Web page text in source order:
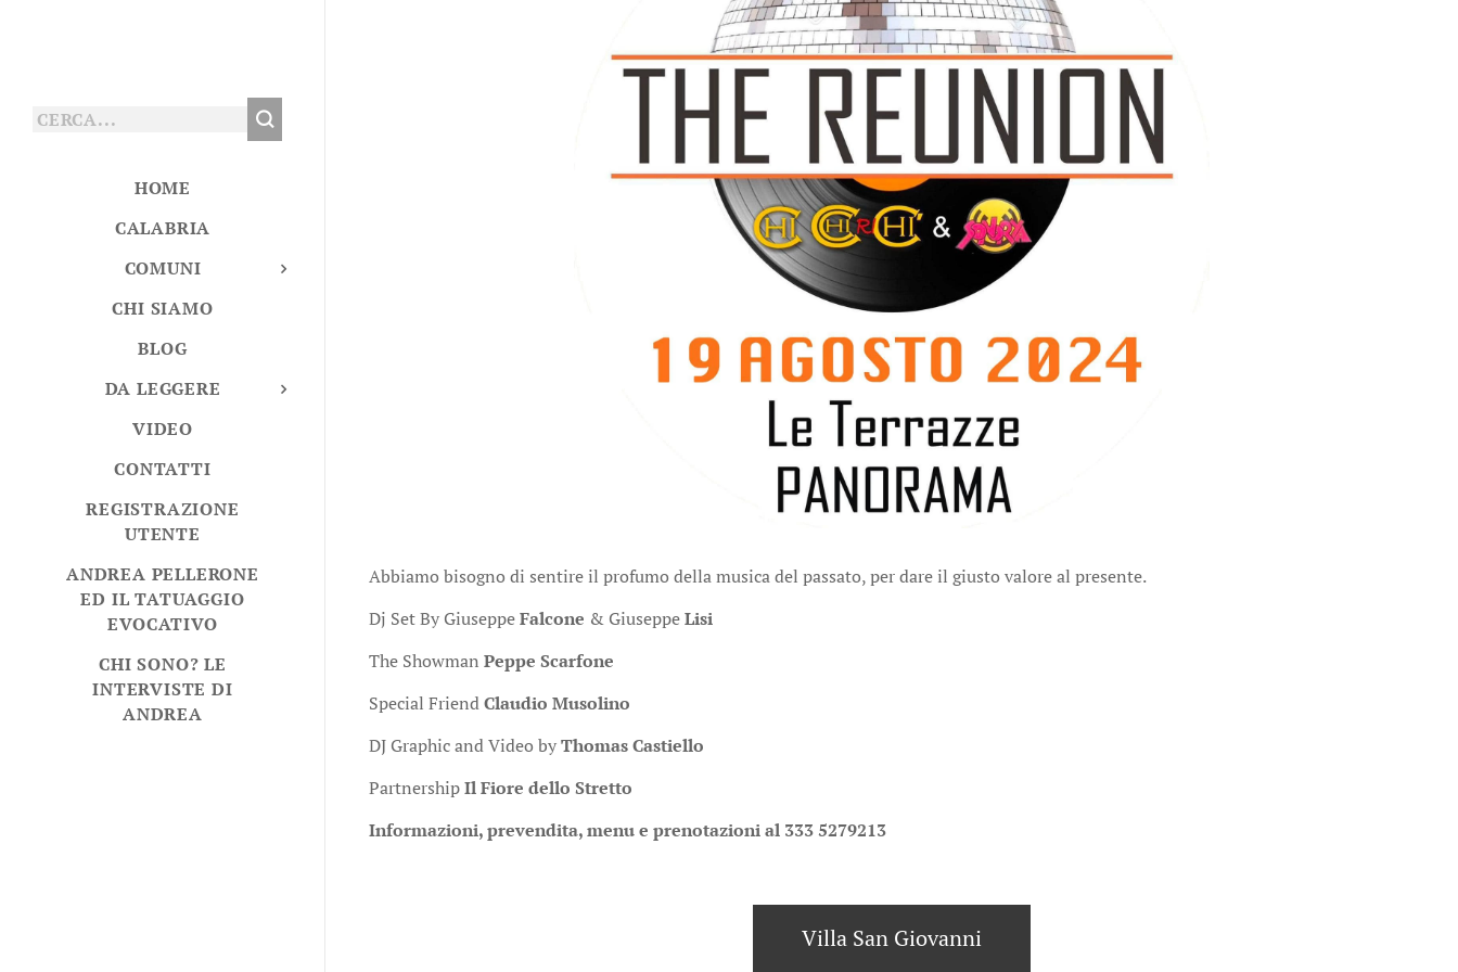
HOME
CALABRIA
COMUNI
CHI SIAMO
BLOG
DA LEGGERE
VIDEO
CONTATTI
REGISTRAZIONE
UTENTE
ANDREA PELLERONE
ED IL TATUAGGIO
EVOCATIVO
CHI SONO? LE
INTERVISTE DI
ANDREA
Abbiamo bisogno di sentire il profumo della musica del passato, per dare il giusto valore al presente.
Dj Set By GiuseppeFalcone & GiuseppeLisi
The Showman Peppe Scarfone
Special FriendClaudio Musolino
DJ Graphic and Video byThomas Castiello
PartnershipIl Fiore dello Stretto
Informazioni, prevendita, menu e prenotazioni al 333 5279213
Villa San Giovanni